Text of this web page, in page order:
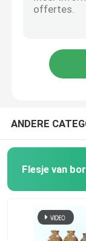
Borosilicaat
Bromobutyl
Glazen
ANDERE
Flesje van